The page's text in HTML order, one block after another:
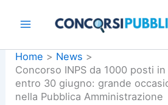
Home
News
Concorso INPS da 1000 posti
entro 30 giugno: grande
nella Pubblica Amministrazione